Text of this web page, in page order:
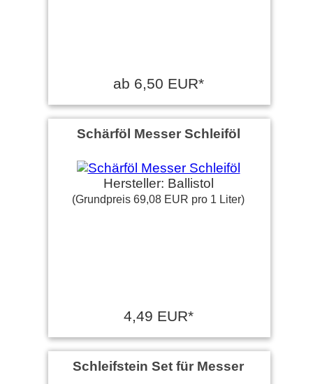
ab 6,50 EUR*
Schärföl Messer Schleiföl
Hersteller: Ballistol
(Grundpreis 69,08 EUR pro 1 Liter)
4,49 EUR*
Schleifstein Set für Messer